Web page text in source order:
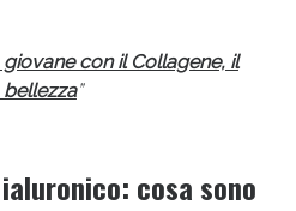
giovane con il Collagene, il
”
cosa sono